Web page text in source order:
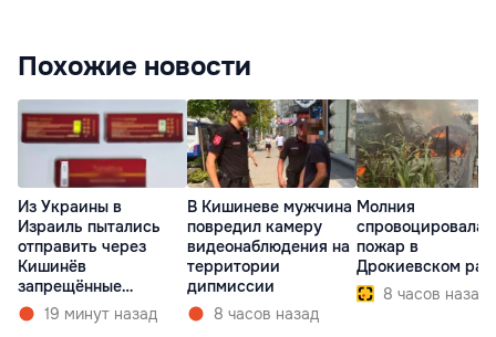
Похожие новости
Из Украины в
Израиль пытались
отправить через
Кишинёв
запрещённые
препараты
19 минут назад
В Кишиневе мужчина
повредил камеру
видеонаблюдения на
территории
дипмиссии
8 часов назад
Молния
спровоцировала
пожар в
Дрокиевском
8 часов назад